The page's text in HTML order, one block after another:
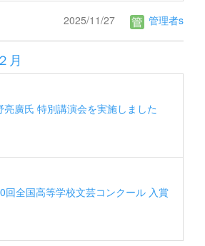
2025/11/27 管理者s
月
亮廣氏 特別講演会を実施しました
回全国高等学校文芸コンクール 入賞